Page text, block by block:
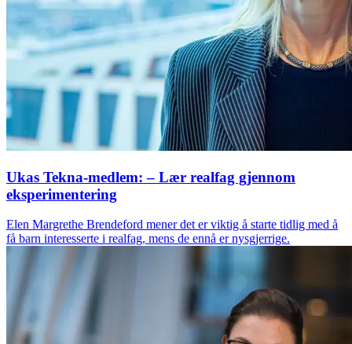
Ukas Tekna-medlem: – Lær realfag gjennom
eksperimentering
Elen Margrethe Brendeford mener det er viktig å starte tidlig med å
få barn interesserte i realfag, mens de ennå er nysgjerrige.